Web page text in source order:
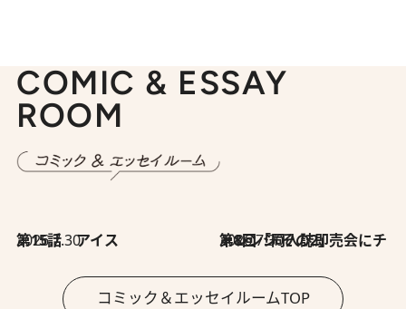
COMIC & ESSAY
ROOM
2026.7.30
第15話 アイス 2026.7.30
第8回「同人誌即売会にチャレンジ その2」
コミック＆エッセイルームTOP